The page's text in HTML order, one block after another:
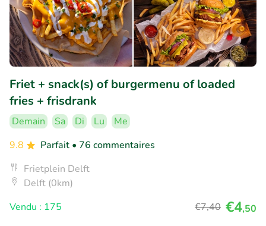
Friet + snack(s) of burgermenu of loaded
fries + frisdrank
Demain Sa Di Lu
Me
9.8
Parfait • 76 commentaires
Frietplein Delft
Delft (0km)
Vendu : 175
€7,40 €4,50